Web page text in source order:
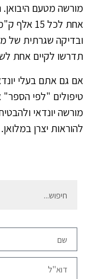
מורשה מטעם היבואן.
אחת לכל
ובדיקה שגרתית של
תדרשו לקיים אחת
אם גם אתם בעלי
טיפולים "לפי
מורשה יונדאי
להוראות יצרן במלואן.